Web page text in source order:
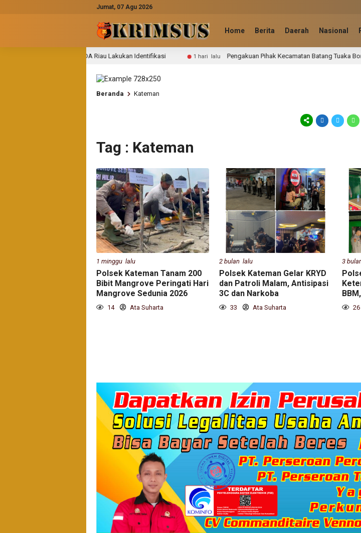
Jumat, 07 Agu 2026
Home Berita Daerah Nasional
BBKSDA Riau Lakukan Identifikasi 1 hari lalu Pengakuan Pihak Kecamatan Batang Tuaka Bongkar Dugaan
Beranda Kateman
Tag : Kateman
1 minggu lalu
Polsek Kateman Tanam 200
Bibit Mangrove Peringati Hari
Mangrove Sedunia 2026
14 Ata Suharta
2 bulan lalu
Polsek Kateman Gelar KRYD
dan Patroli Malam, Antisipasi
3C dan Narkoba
33 Ata Suharta
3
26